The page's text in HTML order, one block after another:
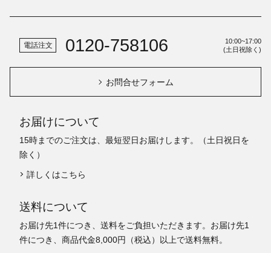
電話注文 0120-758106
10:00~17:00
(土日祝除く)
お問合せフォーム
お届けについて
15時までのご注文は、最短翌日お届けします。（土日祝日を
除く）
詳しくはこちら
送料について
お届け先1件につき、送料をご負担いただきます。お届け先1
件につき、商品代金8,000円（税込）以上で送料無料。